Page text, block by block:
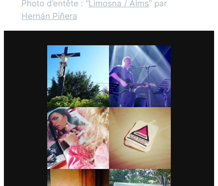
Photo d’entête : “Limosna / Alms” par
Hernán Piñera